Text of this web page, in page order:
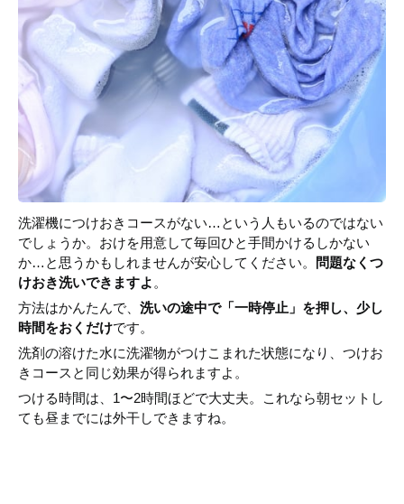
洗濯機につけおきコースがない…という人もいるのではない
でしょうか。おけを用意して毎回ひと手間かけるしかない
か…と思うかもしれませんが安心してください。
問題なくつ
けおき洗いできますよ。
方法はかんたんで、 洗いの途中で「一時停止」を押し、少し
時間をおくだけです。
洗剤の溶けた水に洗濯物がつけこまれた状態になり、つけお
きコースと同じ効果が得られますよ。
つける時間は、1〜2時間ほどで大丈夫。これなら朝セットし
ても昼までには外干しできますね。